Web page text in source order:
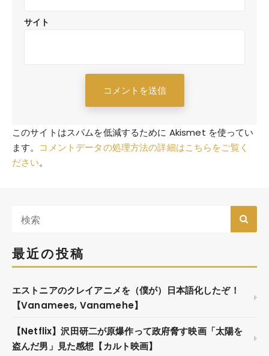
サイト
このサイトはスパムを低減するために Akismet を使ってい
ます。 コメントデータの処理方法の詳細はこちらをご覧く
ださい。
最近の投稿
エストニアのクレイアニメを（僕が）日本語化したぞ！
【Vanamees, Vanamehe】
【Netflix】沢田研二が原爆作って政府脅す映画「太陽を
盗んだ男」見た感想【カルト映画】